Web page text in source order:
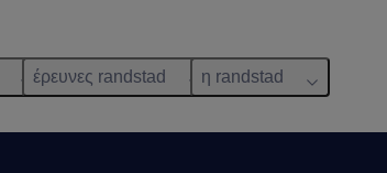
έρευνες randstad η randstad